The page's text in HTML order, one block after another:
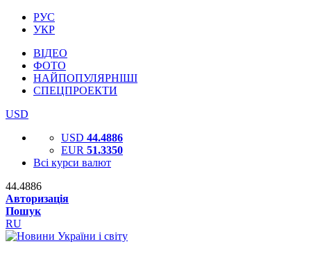
РУС
УКР
ВІДЕО
ФОТО
НАЙПОПУЛЯРНІШІ
СПЕЦПРОЕКТИ
USD
USD 44.4886
EUR 51.3350
Всі курси валют
44.4886
Авторизація
Пошук
RU